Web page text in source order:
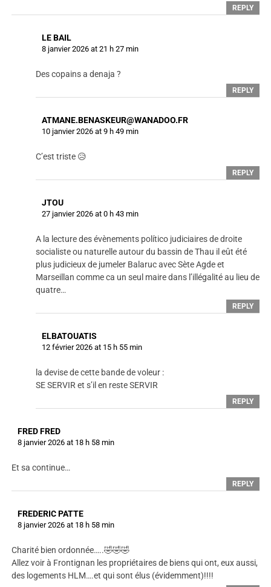
REPLY
LE BAIL
8 janvier 2026 at 21 h 27 min
Des copains a denaja ?
REPLY
ATMANE.BENASKEUR@WANADOO.FR
10 janvier 2026 at 9 h 49 min
C’est triste 😥
REPLY
JTOU
27 janvier 2026 at 0 h 43 min
A la lecture des évènements político judiciaires de droite
socialiste ou naturelle autour du bassin de Thau il eût été
plus judicieux de jumeler Balaruc avec Sète Agde et
Marseillan comme ca un seul maire dans l’illégalité au lieu de
quatre…
REPLY
ELBATOUATIS
12 février 2026 at 15 h 55 min
la devise de cette bande de voleur :
SE SERVIR et s’il en reste SERVIR
REPLY
FRED FRED
8 janvier 2026 at 18 h 58 min
Et sa continue…
REPLY
FREDERIC PATTE
8 janvier 2026 at 18 h 58 min
Charité bien ordonnée…..🤣🤣🤣
Allez voir à Frontignan les propriétaires de biens qui ont, eux aussi,
des logements HLM….et qui sont élus (évidemment)!!!!